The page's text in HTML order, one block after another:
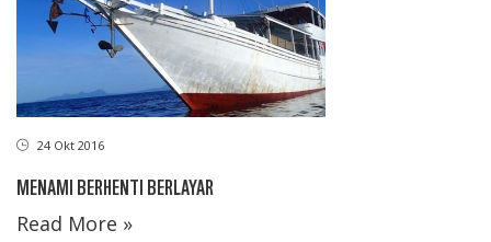
24 Okt 2016
MENAMI BERHENTI BERLAYAR
Read More »